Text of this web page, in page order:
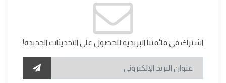
اشترك في قائمتنا البريدية للحصول على التحديثات الجديدة!